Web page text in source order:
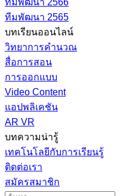
ทีมพัฒนา 2566
ทีมพัฒนา 2565
บทเรียนออนไลน์
วิทยาการคำนวณ
สื่อการสอน
การออกแบบ
Video Content
แอปพลิเคชัน
AR VR
บทความน่ารู้
เทคโนโลยีกับการเรียนรู้
ติดต่อเรา
สมัครสมาชิก